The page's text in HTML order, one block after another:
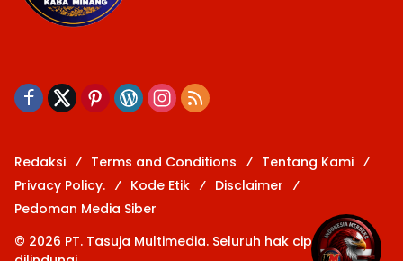
Redaksi Terms and Conditions
Tentang Kami
Privacy Policy.
Kode Etik
Disclaimer
Pedoman Media Siber
© 2026 PT. Tasuja Multimedia. Seluruh hak cipta